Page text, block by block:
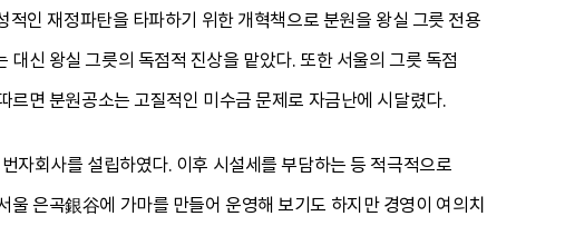
인 재정파탄을 타파하기 위한 개혁책으로 분원을 왕실 그릇 전용
신 왕실 그릇의 독점적 진상을 맡았다. 또한 서울의 그릇 독점
면 분원공소는 고질적인 미수금 문제로 자금난에 시달렸다.
자회사를 설립하였다. 이후 시설세를 부담하는 등 적극적으로
은곡銀谷에 가마를 만들어 운영해 보기도 하지만 경영이 여의치